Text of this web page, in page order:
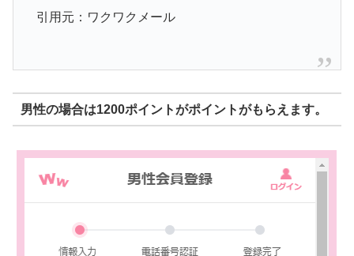
引用元：ワクワクメール
男性の場合は1200ポイントがポイントがもらえます。